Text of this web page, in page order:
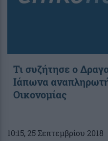
Τι συζήτησε ο
Ιάπωνα
Οικονομίας
10:15, 25 Σεπτεμβρίου 2018